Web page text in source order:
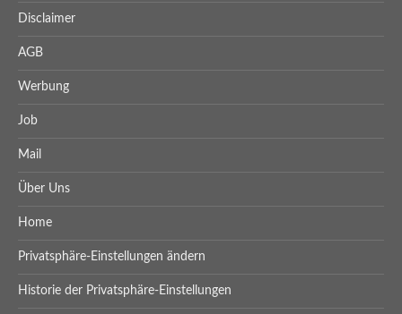
Disclaimer
AGB
Werbung
Job
Mail
Über Uns
Home
Privatsphäre-Einstellungen ändern
Historie der Privatsphäre-Einstellungen